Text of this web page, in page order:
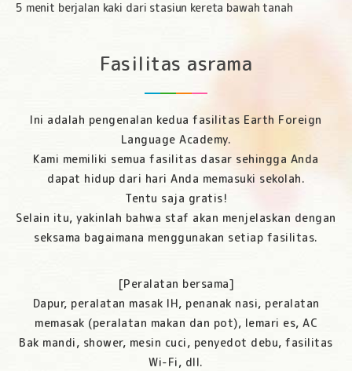
5 menit berjalan kaki dari stasiun kereta bawah tanah
Fasilitas asrama
Ini adalah pengenalan kedua fasilitas Earth Foreign
Language Academy.
Kami memiliki semua fasilitas dasar sehingga Anda
dapat hidup dari hari Anda memasuki sekolah.
Tentu saja gratis!
Selain itu, yakinlah bahwa staf akan menjelaskan dengan
seksama bagaimana menggunakan setiap fasilitas.
[Peralatan bersama]
Dapur, peralatan masak IH, penanak nasi, peralatan
memasak (peralatan makan dan pot), lemari es, AC
Bak mandi, shower, mesin cuci, penyedot debu, fasilitas
Wi-Fi, dll.